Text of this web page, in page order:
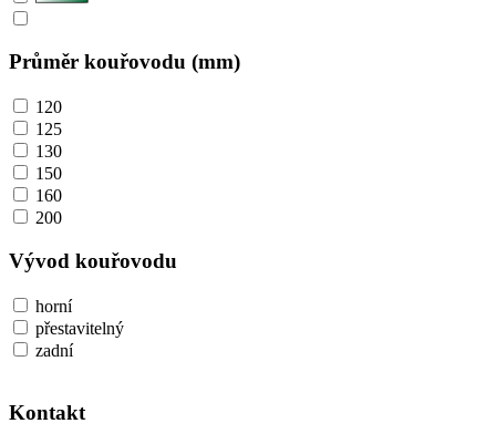
Průměr kouřovodu (mm)
120
125
130
150
160
200
Vývod kouřovodu
horní
přestavitelný
zadní
Kontakt